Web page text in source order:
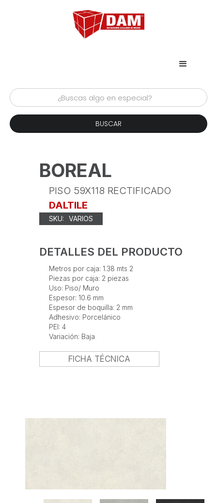
BOREAL
PISO 59X118 RECTIFICADO
DALTILE
SKU: VARIOS
DETALLES DEL PRODUCTO
Metros por caja: 1.38 mts 2
Piezas por caja: 2 piezas
Uso: Piso/ Muro
Espesor: 10.6 mm
Espesor de boquilla: 2 mm
Adhesivo: Porcelánico
PEI: 4
Variación: Baja
FICHA TÉCNICA